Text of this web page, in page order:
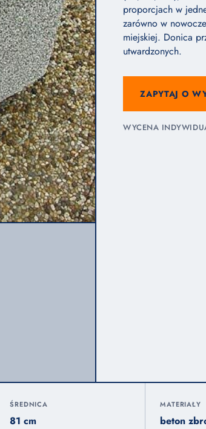
proporcjach w
zarówno w
miejskiej. Donica
utwardzonych.
ZAPYTAJ O
WYCENA
ŚREDNICA
81 cm
MATERIAŁY
beton